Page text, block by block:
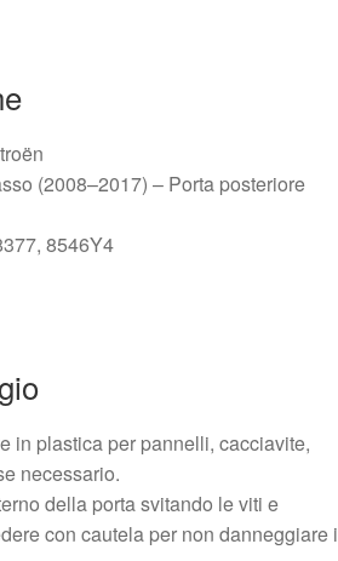
(2008–2017) – Porta posteriore
8546Y4
in plastica per pannelli, cacciavite,
necessario.
della porta svitando le viti e
con cautela per non danneggiare i